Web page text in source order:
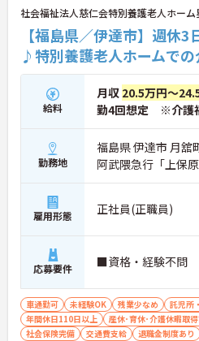
社会福祉法人慈仁会特別養護老人ホーム
【福島県／伊達市】週休
♪特別養護老人ホームでの
給料
月収 20.5万円～
勤4回想定 ※介護
勤務地
福島県 伊達市 月舘
阿武隈急行「上保
雇用形態 正社員(正職員)
応募要件 ■資格・経験不問
車通勤可 未経験OK 残業少なめ 託児所
年間休日110日以上
産休･育休･介護休暇取
社会保険完備
交通費支給 退職金制度あり